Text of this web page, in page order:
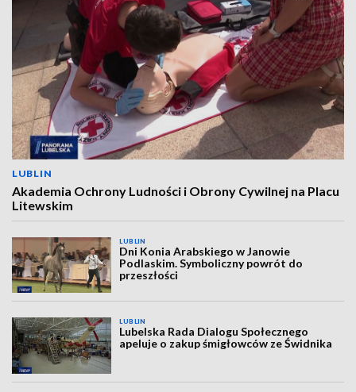
LUBLIN
Akademia Ochrony Ludności i Obrony Cywilnej na Placu
Litewskim
LUBLIN
Dni Konia Arabskiego w Janowie
Podlaskim. Symboliczny powrót do
przeszłości
LUBLIN
Lubelska Rada Dialogu Społecznego
apeluje o zakup śmigłowców ze Świdnika